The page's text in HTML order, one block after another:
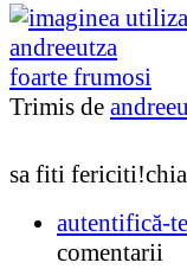
foarte frumosi
Trimis de
sa fiti
autentifică-te
comentarii